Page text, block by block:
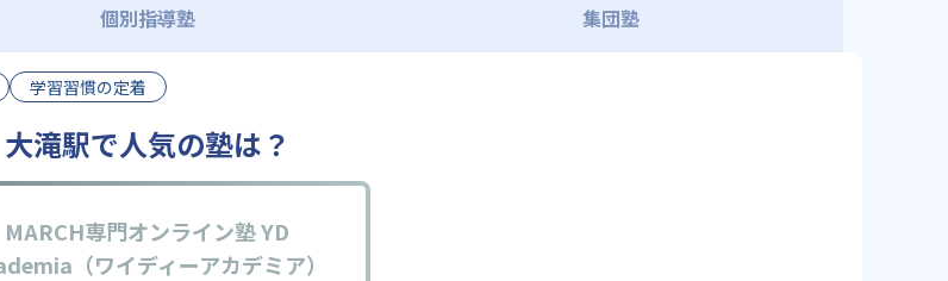
個別指導塾 集団塾
学習習慣の定着
大滝駅で人気の塾は？
MARCH専門オンライン塾 YD
（ワイディーアカデミア）